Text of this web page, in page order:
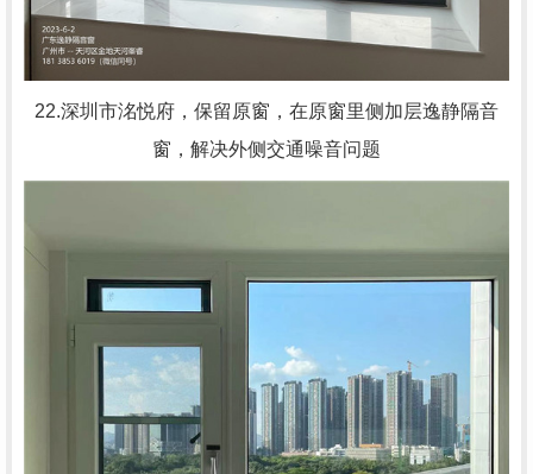
22.深圳市洺悦府， 保留原窗，在原窗里侧加层逸静隔音
窗，解决外侧交通噪音问题